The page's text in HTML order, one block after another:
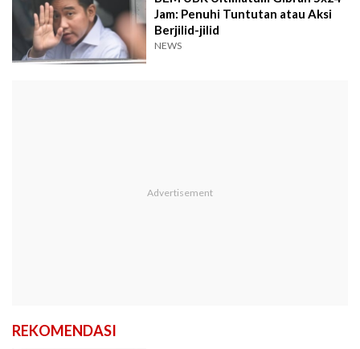
Jam: Penuhi Tuntutan atau Aksi
Berjilid-jilid
NEWS
REKOMENDASI